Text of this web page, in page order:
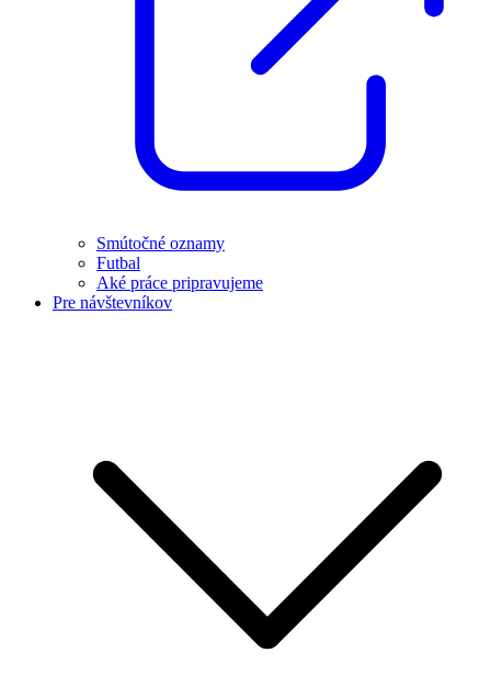
Smútočné oznamy
Futbal
Aké práce pripravujeme
Pre návštevníkov